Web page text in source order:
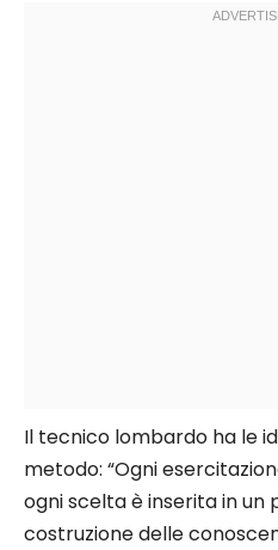
Il tecnico lombardo ha le
metodo: “Ogni
ogni scelta è inserita in
costruzione delle